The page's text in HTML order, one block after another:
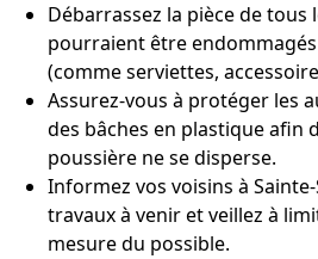
Débarrassez la pièce de tous
pourraient être
(comme serviettes,
Assurez-vous à protéger les
des bâches en plastique afin
poussière ne se disperse.
Informez vos voisins à
travaux à venir et veillez à
mesure du possible.